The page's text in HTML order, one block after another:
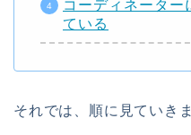
コーディネーター
ている
それでは、順に見ていき